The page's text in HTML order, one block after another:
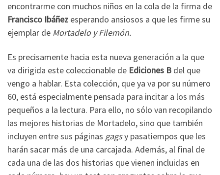
encontrarme con muchos niños en la cola de la firma de
Francisco Ibáñez esperando ansiosos a que les firme su
ejemplar de Mortadelo y Filemón.
Es precisamente hacia esta nueva generación a la que
va dirigida este coleccionable de Ediciones B del que
vengo a hablar. Esta colección, que ya va por su número
60, está especialmente pensada para incitar a los más
pequeños a la lectura. Para ello, no sólo van recopilando
las mejores historias de Mortadelo, sino que también
incluyen entre sus páginas gagsy pasatiempos que les
harán sacar más de una carcajada. Además, al final de
cada una de las dos historias que vienen incluidas en